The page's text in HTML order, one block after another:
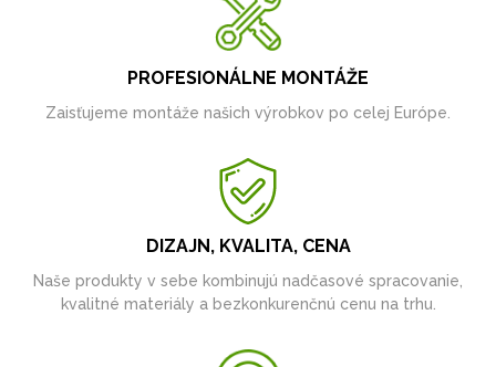
PROFESIONÁLNE MONTÁŽE
Zaisťujeme montáže našich výrobkov po celej Európe.
DIZAJN, KVALITA, CENA
Naše produkty v sebe kombinujú nadčasové spracovanie,
kvalitné materiály a bezkonkurenčnú cenu na trhu.